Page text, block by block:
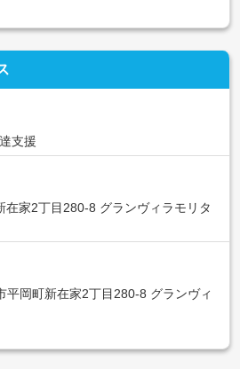
支援
在家2丁目280-8 グランヴィラモリタ
平岡町新在家2丁目280-8 グランヴィ